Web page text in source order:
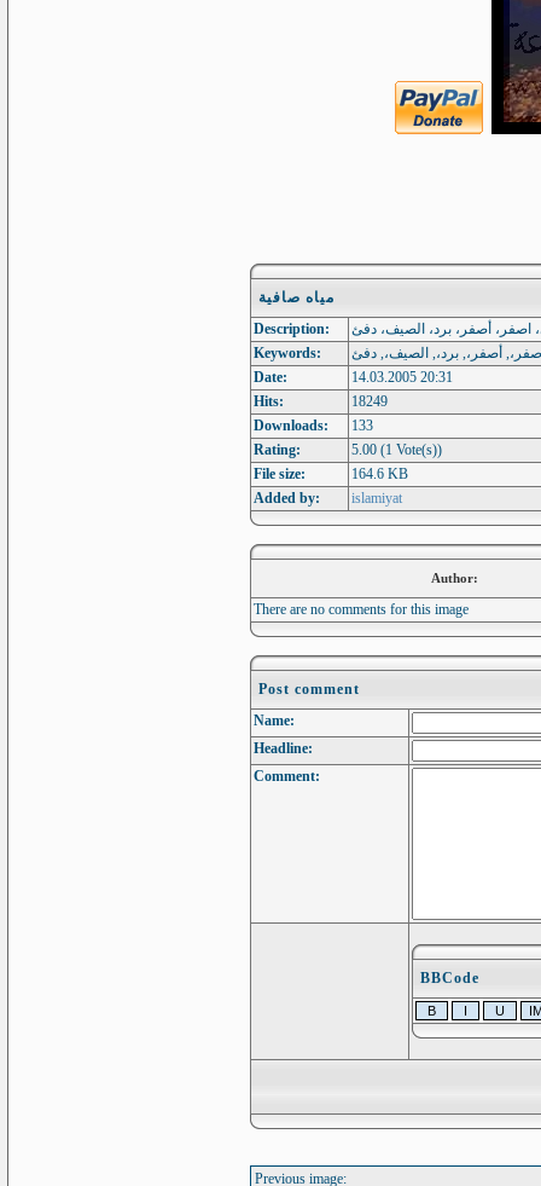
مياه صافية
Description:
اصفر، أصفر، برد، الصيف، دفئ
Keywords:
أصفر،, برد،, الصيف،, دفئ
Date:
14.03.2005 20:31
Hits:
18249
Downloads:
133
Rating:
5.00 (1 Vote(s))
File size:
164.6 KB
Added by:
islamiyat
Author:
There are no comments for this image
Post comment
Name:
Headline:
Comment:
BBCode
Previous image: